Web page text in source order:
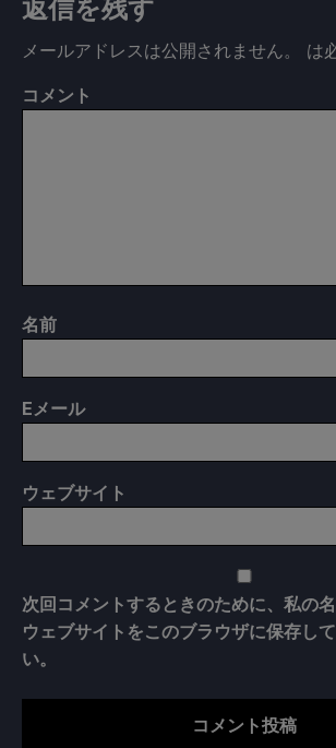
返信を残す
メールアドレスは公開されません。 は
コメント
名前
E メール
ウェブサイト
次回コメントするときのために、私の名
ウェブサイトをこのブラウザに保存し
い。